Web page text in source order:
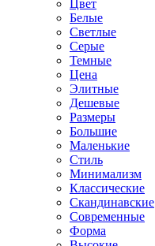
Цвет
Белые
Светлые
Серые
Темные
Цена
Элитные
Дешевые
Размеры
Большие
Маленькие
Стиль
Минимализм
Классические
Скандинавские
Современные
Форма